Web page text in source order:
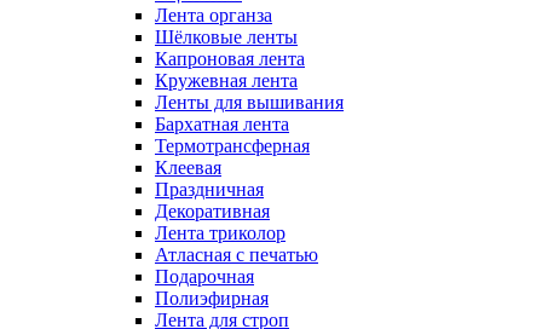
Лента органза
Шёлковые ленты
Капроновая лента
Кружевная лента
Ленты для вышивания
Бархатная лента
Термотрансферная
Клеевая
Праздничная
Декоративная
Лента триколор
Атласная с печатью
Подарочная
Полиэфирная
Лента для строп